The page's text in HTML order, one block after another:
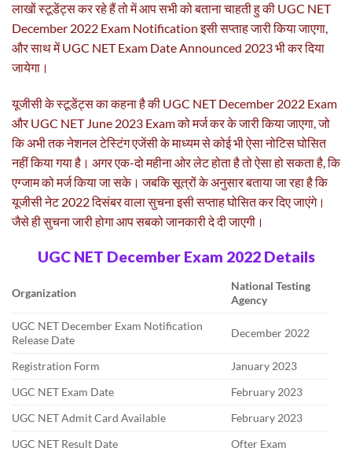
लाखों स्टूडेंट्स कर रहे हैं तो में आप सभी को बताना चाहती हु की UGC NET
December 2022 Exam Notification इसी सप्ताह जारी किया जाएगा,
और साथ में UGC NET Exam Date Announced 2023 भी कर दिया
जायेगा।
यूजीसी के स्टूडेंट्स का कहना है की UGC NET December 2022 Exam
और UGC NET June 2023 Exam को मर्ज कर के जारी किया जाएगा, जो
कि अभी तक नेशनल टेस्टिंग एजेंसी के माध्यम से कोई भी ऐसा नोटिस घोसित
नहीं किया गया है। अगर एक-दो महीना ओर लेट होता है तो ऐसा हो सकता है, कि
एग्जाम को मर्ज किया जा सके। जबकि सूत्रों के अनुसार बताया जा रहा है कि
यूजीसी नेट 2022 दिसंबर वाला सुचना इसी सप्ताह घोसित कर दिए जाएंगे।
जैसे ही सुचना जारी होगा आप सबको जानकारी दे दी जाएगी।
UGC NET December Exam 2022 Details
Organization
National Testing
Agency
UGC NET December Exam Notification
Release Date
December 2022
Registration Form
January 2023
UGC NET Exam Date
February 2023
UGC NET Admit Card Available
February 2023
UGC NET Result Date
Ofter Exam